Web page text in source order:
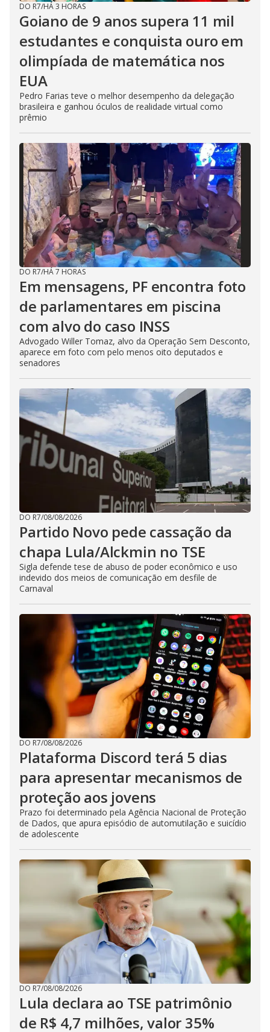
DO R7/HÁ 3 HORAS
Goiano de 9 anos supera 11 mil
estudantes e conquista ouro em
olimpíada de matemática nos
EUA
Pedro Farias teve o melhor desempenho da delegação
brasileira e ganhou óculos de realidade virtual como
prêmio
DO R7/HÁ 7 HORAS
Em mensagens, PF encontra foto
de parlamentares em piscina
com alvo do caso INSS
Advogado Willer Tomaz, alvo da Operação Sem Desconto,
aparece em foto com pelo menos oito deputados e
senadores
DO R7/08/08/2026
Partido Novo pede cassação da
chapa Lula/Alckmin no TSE
Sigla defende tese de abuso de poder econômico e uso
indevido dos meios de comunicação em desfile de
Carnaval
DO R7/08/08/2026
Plataforma Discord terá 5 dias
para apresentar mecanismos de
proteção aos jovens
Prazo foi determinado pela Agência Nacional de Proteção
de Dados, que apura episódio de automutilação e suicídio
de adolescente
DO R7/08/08/2026
Lula declara ao TSE patrimônio
de R$ 4,7 milhões, valor 35%